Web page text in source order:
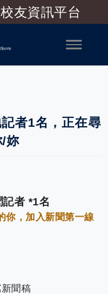
友資訊平台
容
者1名，正在尋
/妳
者 *1名
你，加入新聞第一線
聞稿